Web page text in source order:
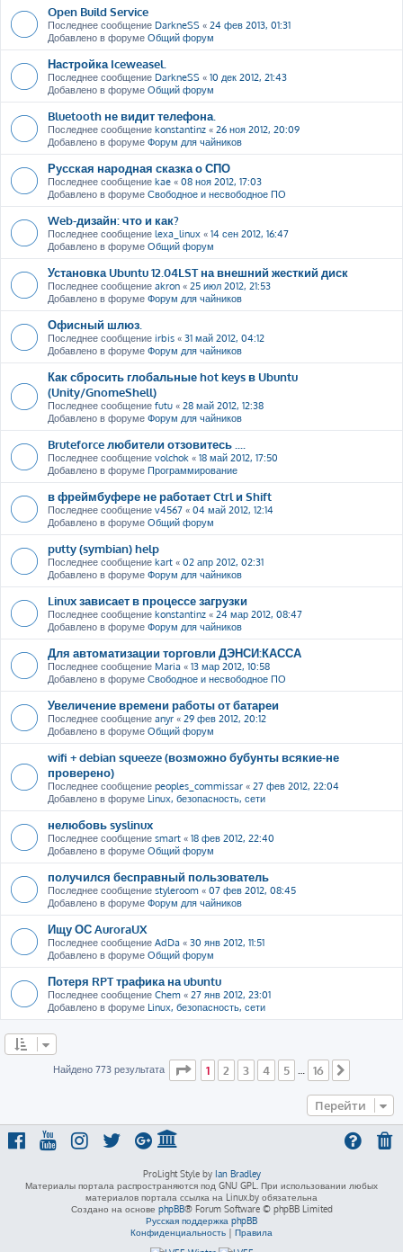
Open Build Service
Последнее сообщение DarkneSS « 24 фев 2013, 01:31
Добавлено в форуме Общий форум
Настройка Iceweasel.
Последнее сообщение DarkneSS « 10 дек 2012, 21:43
Добавлено в форуме Общий форум
Bluetooth не видит телефона.
Последнее сообщение konstantinz « 26 ноя 2012, 20:09
Добавлено в форуме Форум для чайников
Русская народная сказка о СПО
Последнее сообщение kae « 08 ноя 2012, 17:03
Добавлено в форуме Свободное и несвободное ПО
Web-дизайн: что и как?
Последнее сообщение lexa_linux « 14 сен 2012, 16:47
Добавлено в форуме Общий форум
Установка Ubuntu 12.04LST на внешний жесткий диск
Последнее сообщение akron « 25 июл 2012, 21:53
Добавлено в форуме Форум для чайников
Офисный шлюз.
Последнее сообщение irbis « 31 май 2012, 04:12
Добавлено в форуме Форум для чайников
Как сбросить глобальные hot keys в Ubuntu
(Unity/GnomeShell)
Последнее сообщение futu « 28 май 2012, 12:38
Добавлено в форуме Форум для чайников
Bruteforce любители отзовитесь ....
Последнее сообщение volchok « 18 май 2012, 17:50
Добавлено в форуме Программирование
в фреймбуфере не работает Ctrl и Shift
Последнее сообщение v4567 « 04 май 2012, 12:14
Добавлено в форуме Общий форум
putty (symbian) help
Последнее сообщение kart « 02 апр 2012, 02:31
Добавлено в форуме Форум для чайников
Linux зависает в процессе загрузки
Последнее сообщение konstantinz « 24 мар 2012, 08:47
Добавлено в форуме Форум для чайников
Для автоматизации торговли ДЭНСИ:КАССА
Последнее сообщение Maria « 13 мар 2012, 10:58
Добавлено в форуме Свободное и несвободное ПО
Увеличение времени работы от батареи
Последнее сообщение anyr « 29 фев 2012, 20:12
Добавлено в форуме Общий форум
wifi + debian squeeze (возможно бубунты всякие-не
проверено)
Последнее сообщение peoples_commissar « 27 фев 2012, 22:04
Добавлено в форуме Linux, безопасность, сети
нелюбовь syslinux
Последнее сообщение smart « 18 фев 2012, 22:40
Добавлено в форуме Общий форум
получился бесправный пользователь
Последнее сообщение styleroom « 07 фев 2012, 08:45
Добавлено в форуме Форум для чайников
Ищу ОС AuroraUX
Последнее сообщение AdDa « 30 янв 2012, 11:51
Добавлено в форуме Общий форум
Потеря RPT трафика на ubuntu
Последнее сообщение Chem « 27 янв 2012, 23:01
Добавлено в форуме Linux, безопасность, сети
Найдено 773 результата Страница из 16
1 2 3 4 5 16
Перейти
ProLight Style by Ian Bradley
Материалы портала распространяются под GNU GPL. При использовании любых
материалов портала ссылка на Linux.by обязательна
Создано на основе phpBB® Forum Software © phpBB Limited
Русская поддержка phpBB
Конфиденциальность | Правила